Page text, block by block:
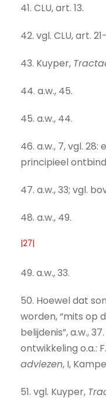
41. CLU, art. 13.
42. vgl. CLU, art.
43. Kuyper,
44. a.w., 45.
45. a.w., 44.
46. a.w., 7, vgl.
principieel
47. a.w., 33; vgl.
48. a.w., 49.
|27|
49. a.w., 33.
50. Hoewel dat
worden, “mits op
belijdenis”, a.w.,
ontwikkeling o.a.:
adviezen, I,
51. vgl. Kuyper,